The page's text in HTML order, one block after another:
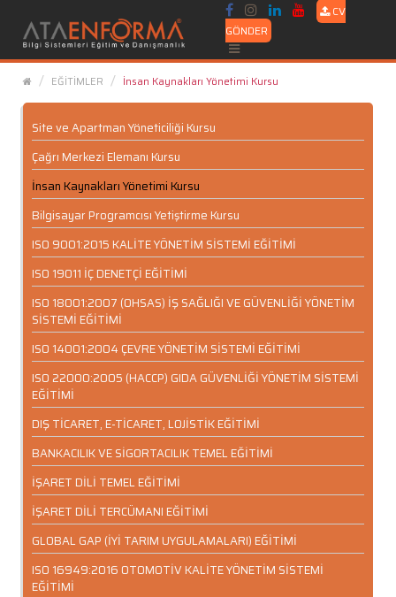
CV
GÖNDER
EĞİTİMLER İnsan Kaynakları Yönetimi Kursu
Site ve Apartman Yöneticiliği Kursu
Çağrı Merkezi Elemanı Kursu
İnsan Kaynakları Yönetimi Kursu
Bilgisayar Programcısı Yetiştirme Kursu
ISO 9001:2015 KALİTE YÖNETİM SİSTEMİ EĞİTİMİ
ISO 19011 İÇ DENETÇİ EĞİTİMİ
ISO 18001:2007 (OHSAS) İŞ SAĞLIĞI VE GÜVENLİĞİ YÖNETİM
SİSTEMİ EĞİTİMİ
ISO 14001:2004 ÇEVRE YÖNETİM SİSTEMİ EĞİTİMİ
ISO 22000:2005 (HACCP) GIDA GÜVENLİĞİ YÖNETİM SİSTEMİ
EĞİTİMİ
DIŞ TİCARET, E-TİCARET, LOJİSTİK EĞİTİMİ
BANKACILIK VE SİGORTACILIK TEMEL EĞİTİMİ
İŞARET DİLİ TEMEL EĞİTİMİ
İŞARET DİLİ TERCÜMANI EĞİTİMİ
GLOBAL GAP (İYİ TARIM UYGULAMALARI) EĞİTİMİ
ISO 16949:2016 OTOMOTİV KALİTE YÖNETİM SİSTEMİ
EĞİTİMİ